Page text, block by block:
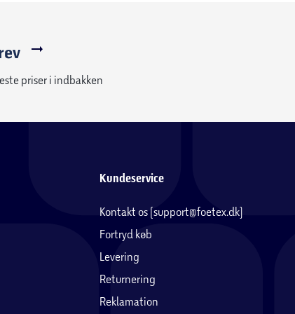
priser i indbakken
Kundeservice
Kontakt os (support@foetex.dk)
Fortryd køb
Levering
Returnering
Reklamation